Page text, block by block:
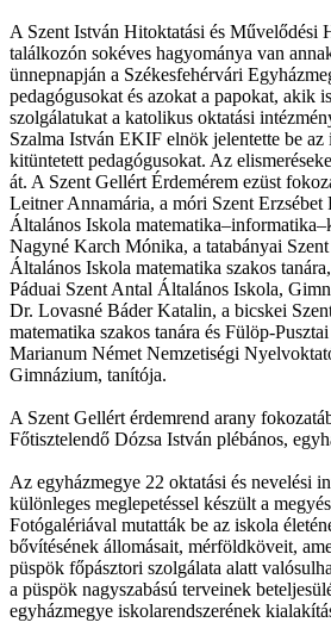
A Szent István Hitoktatási és Művelődési
találkozón sokéves hagyománya van
ünnepnapján a Székesfehérvári
pedagógusokat és azokat a papokat, akik
szolgálatukat a katolikus oktatási
Szalma István EKIF elnök jelentette be
kitüntetett pedagógusokat. Az
át. A Szent Gellért Érdemérem ezüst
Leitner Annamária, a móri Szent
Általános Iskola
Nagyné Karch Mónika, a tatabányai
Általános Iskola matematika szakos
Páduai Szent Antal Általános Iskola,
Dr. Lovasné Báder Katalin, a bicskei
matematika szakos tanára és Fülöp-
Marianum Német Nemzetiségi
Gimnázium, tanítója.
A Szent Gellért érdemrend arany
Főtisztelendő Dózsa István plébános,
Az egyházmegye 22 oktatási és nevelési
különleges meglepetéssel készült a
Fotógalériával mutatták be az iskola
bővítésének állomásait, mérföldköveit,
püspök főpásztori szolgálata alatt
a püspök nagyszabású terveinek
egyházmegye iskolarendszerének